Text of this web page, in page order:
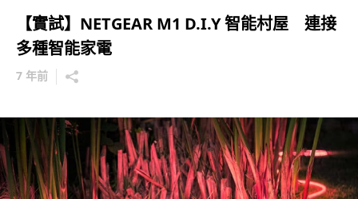
【實試】NETGEAR M1 D.I.Y 智能村屋 連接
多種智能家電
7 年前